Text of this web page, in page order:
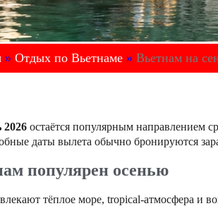
» Отдых по Вьетнаме » Вьетнам на
2026 остаётся популярным направлением
даты вылета обычно бронируются
популярен осенью
тёплое море, tropical-атмосфера и